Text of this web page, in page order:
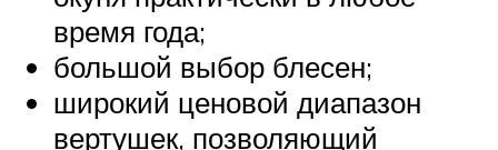
время года;
большой выбор блесен;
широкий ценовой диапазон
вертушек, позволяющий